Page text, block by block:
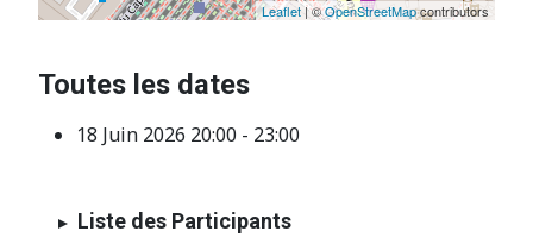
Leaflet| ©OpenStreetMapcontributors
Toutes les dates
18 Juin 2026 20:00 - 23:00
Liste des Participants